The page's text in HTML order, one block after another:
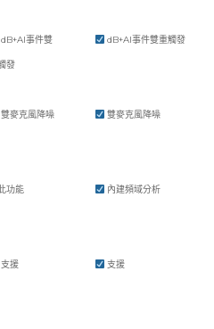
dB+AI事件雙
發
dB+AI事件雙重觸發
雙麥克風降噪 雙麥克風降噪
功能 內建頻域分析
支援 支援